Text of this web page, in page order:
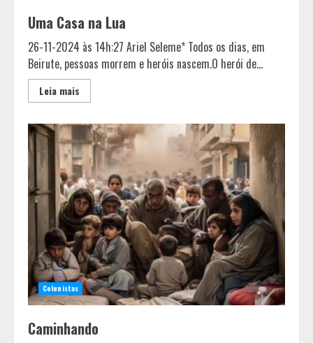
Uma Casa na Lua
26-11-2024 às 14h:27 Ariel Seleme* Todos os dias, em
Beirute, pessoas morrem e heróis nascem.O herói de...
Leia mais
Colunistas
Caminhando